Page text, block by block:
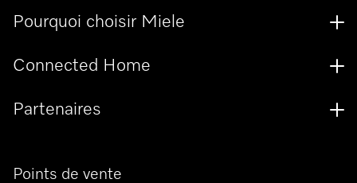
Points de vente
Pourquoi choisir Miele
Connected Home
Partenaires